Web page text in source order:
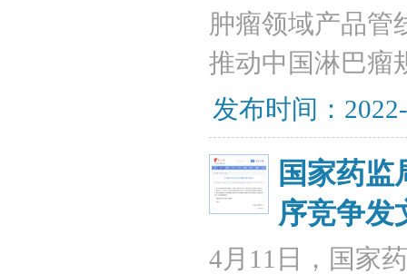
肿瘤领域产品管
推动中国淋巴瘤
发布时间：
国家药
序竞争发
4月11日，国家